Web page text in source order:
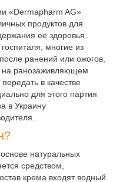
«Dermapharm AG»
продуктов для
ее здоровья.
многие из
ранений или ожогов,
на ранозаживляющем
в качестве
для этого партия
в Украину
натуральных
средством,
крема входят водный